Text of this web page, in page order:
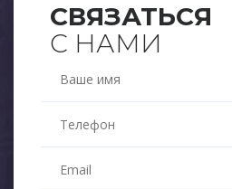
СВЯЗАТЬСЯ
С НАМИ